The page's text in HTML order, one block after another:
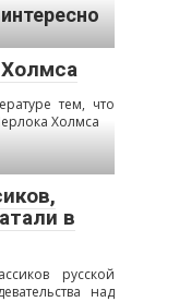
тем, что
Холмса
в
русской
над